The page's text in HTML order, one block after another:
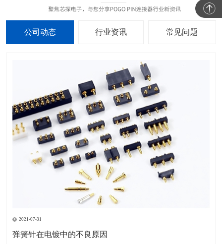
公司动态 行业资讯 常见问题
2021-07-31
弹簧针在电镀中的不良原因